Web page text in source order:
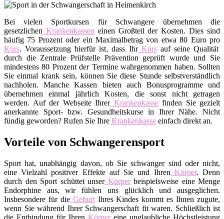
Bei vielen Sportkursen für Schwangere übernehmen die
gesetzlichen Krankenkassen einen Großteil der Kosten. Dies sind
häufig 75 Prozent oder ein Maximalbetrag von etwa 80 Euro pro
Kurs. Voraussetzung hierfür ist, dass IhrKursauf seine Qualität
durch die Zentrale Prüfstelle Prävention geprüft wurde und Sie
mindestens 80 Prozent der Termine wahrgenommen haben. Sollten
Sie einmal krank sein, können Sie diese Stunde selbstverständlich
nachholen. Manche Kassen bieten auch Bonusprogramme und
übernehmen einmal jährlich Kosten, die sonst nicht getragen
werden. Auf der Webseite IhrerKrankenkassefinden Sie gezielt
anerkannte Sport- bzw. Gesundheitskurse in Ihrer Nähe. Nicht
fündig geworden? Rufen Sie Ihre Krankenkasse einfach direkt an.
Vorteile von Schwangerensport
Sport hat, unabhängig davon, ob Sie schwanger sind oder nicht,
eine Vielzahl positiver Effekte auf Sie und Ihren Körper. Denn
durch den Sport schüttet unserKörperbeispielsweise eine Menge
Endorphine aus, wir fühlen uns glücklich und ausgeglichen.
Insbesondere für dieGeburtIhres Kindes kommt es Ihnen zugute,
wenn Sie während Ihrer Schwangerschaft fit waren. Schließlich ist